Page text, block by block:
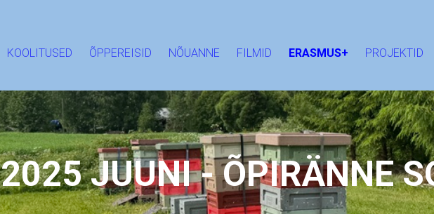
KOOLITUSED ÕPPEREISID NÕUANNE FILMID ERASMUS+ PROJEKTID
2025 JUUNI - ÕPIRÄNNE